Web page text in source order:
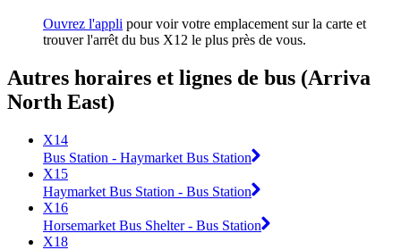
Ouvrez l'appli pour voir votre emplacement sur la carte et
trouver l'arrêt du bus X12 le plus près de vous.
Autres horaires et lignes de bus (Arriva
North East)
X14
Bus Station - Haymarket Bus Station
X15
Haymarket Bus Station - Bus Station
X16
Horsemarket Bus Shelter - Bus Station
X18